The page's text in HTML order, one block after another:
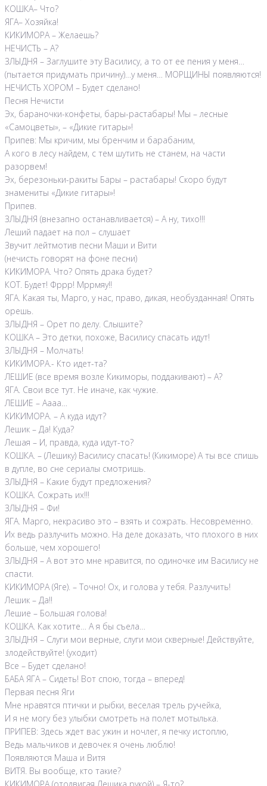
КОШКА– Что?
ЯГА– Хозяйка!
КИКИМОРА – Желаешь?
НЕЧИСТЬ – А?
ЗЛЫДНЯ – Заглушите эту Василису, а то от ее пения у меня…
(пытается придумать причину)…у меня… МОРЩИНЫ появляются!
НЕЧИСТЬ ХОРОМ – Будет сделано!
Песня Нечисти
Эх, бараночки-конфеты, бары-растабары! Мы – лесные
«Самоцветы», – «Дикие гитары»!
Припев: Мы кричим, мы бренчим и барабаним,
А кого в лесу найдем, с тем шутить не станем, на части
разорвем!
Эх, березоньки-ракиты Бары – растабары! Скоро будут
знамениты «Дикие гитары»!
Припев.
ЗЛЫДНЯ (внезапно останавливается) – А ну, тихо!!!
Леший падает на пол – слушает
Звучит лейтмотив песни Маши и Вити
(нечисть говорят на фоне песни)
КИКИМОРА. Что? Опять драка будет?
КОТ. Будет! Фррр! Мррмяу!!
ЯГА. Какая ты, Марго, у нас, право, дикая, необузданная! Опять
орешь.
ЗЛЫДНЯ – Орет по делу. Слышите?
КОШКА – Это детки, похоже, Василису спасать идут!
ЗЛЫДНЯ – Молчать!
КИКИМОРА.- Кто идет-та?
ЛЕШИЕ (все время возле Кикиморы, поддакивают) – А?
ЯГА. Свои все тут. Не иначе, как чужие.
ЛЕШИЕ – Аааа…
КИКИМОРА. – А куда идут?
Лешик – Да! Куда?
Лешая – И, правда, куда идут-то?
КОШКА. – (Лешику) Василису спасать! (Кикиморе) А ты все спишь
в дупле, во сне сериалы смотришь.
ЗЛЫДНЯ – Какие будут предложения?
КОШКА. Сожрать их!!!
ЗЛЫДНЯ – Фи!
ЯГА. Марго, некрасиво это – взять и сожрать. Несовременно.
Их ведь разлучить можно. На деле доказать, что плохого в них
больше, чем хорошего!
ЗЛЫДНЯ – А вот это мне нравится, по одиночке им Василису не
спасти.
КИКИМОРА (Яге). – Точно! Ох, и голова у тебя. Разлучить!
Лешик – Да!!
Лешие – Большая голова!
КОШКА. Как хотите… А я бы съела…
ЗЛЫДНЯ – Слуги мои верные, слуги мои скверные! Действуйте,
злодействуйте! (уходит)
Все – Будет сделано!
БАБА ЯГА – Сидеть! Вот спою, тогда – вперед!
Первая песня Яги
Мне нравятся птички и рыбки, веселая трель ручейка,
И я не могу без улыбки смотреть на полет мотылька.
ПРИПЕВ: Здесь ждет вас ужин и ночлег, я печку истоплю,
Ведь мальчиков и девочек я очень люблю!
Появляются Маша и Витя
ВИТЯ. Вы вообще, кто такие?